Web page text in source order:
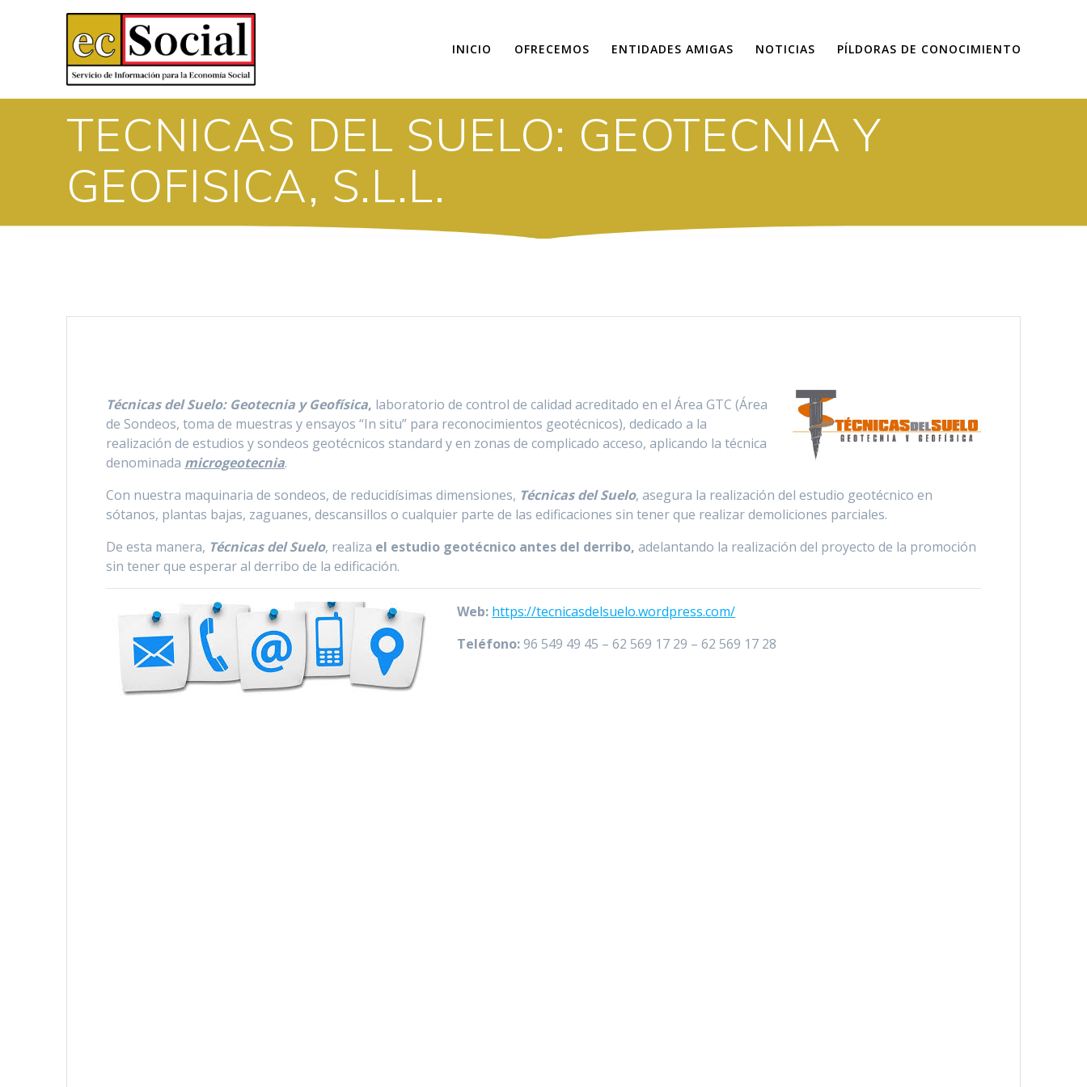
INICIO OFRECEMOS ENTIDADES AMIGAS NOTICIAS PÍLDORAS DE CONOCIMIENTO
TECNICAS DEL SUELO: GEOTECNIA Y
GEOFISICA, S.L.L.
Técnicas del Suelo: Geotecnia y Geofísica, laboratorio de control de calidad acreditado en el Área GTC (Área
de Sondeos, toma de muestras y ensayos “In situ” para reconocimientos geotécnicos), dedicado a la
realización de estudios y sondeos geotécnicos standard y en zonas de complicado acceso, aplicando la técnica
denominada microgeotecnia.
Con nuestra maquinaria de sondeos, de reducidísimas dimensiones, Técnicas del Suelo, asegura la realización del estudio geotécnico en
sótanos, plantas bajas, zaguanes, descansillos o cualquier parte de las edificaciones sin tener que realizar demoliciones parciales.
De esta manera, Técnicas del Suelo, realiza el estudio geotécnico antes del derribo,adelantando la realización del proyecto de la promoción
sin tener que esperar al derribo de la edificación.
Web: https://tecnicasdelsuelo.wordpress.com/
Teléfono:96 549 49 45 – 62 569 17 29 – 62 569 17 28